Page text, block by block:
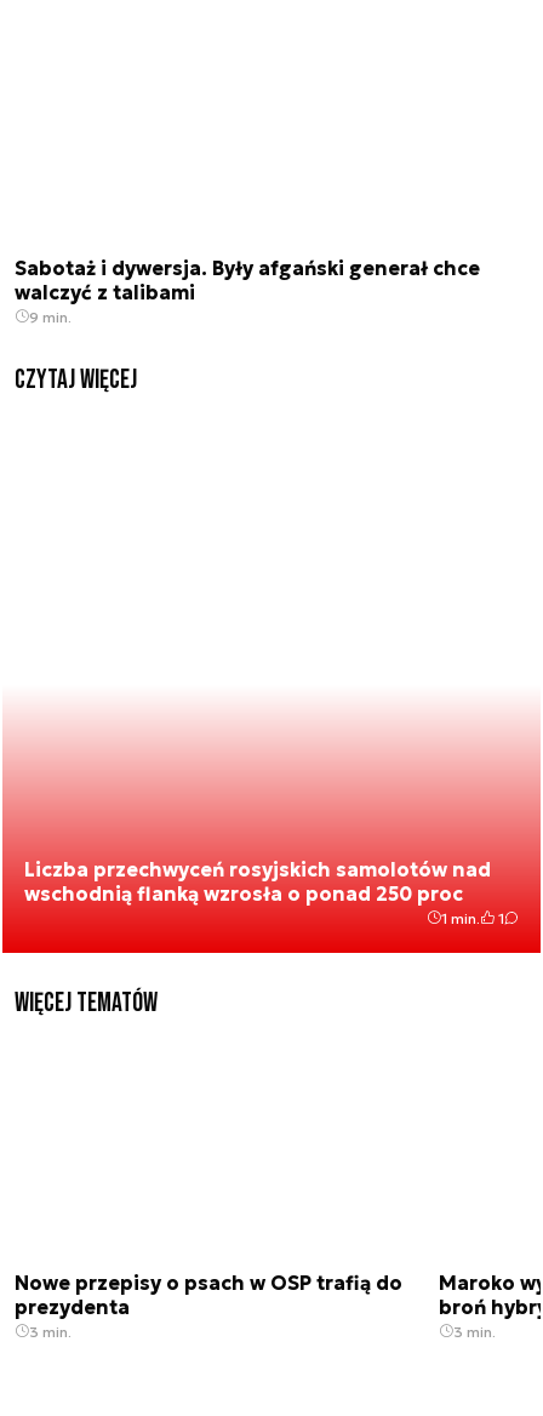
Sabotaż i dywersja. Były afgański generał chce
walczyć z talibami
9 min.
czytaj więcej
Liczba przechwyceń rosyjskich samolotów nad
wschodnią flanką wzrosła o ponad 250 proc
1 min. 1
Więcej tematów
Nowe przepisy o psach w OSP trafią do
prezydenta
3 min.
Maroko
broń
3 min.